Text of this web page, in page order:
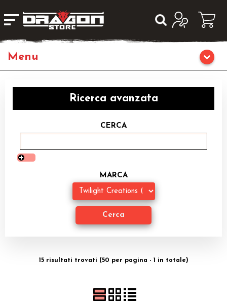
Giochi di Ruolo
Librigame
Fumetti & Romanzi
Giochi di Carte Collezionabili
Accessori
Ricerca avanzata
CERCA
MARCA
15 risultati trovati (50 per pagina - 1 in totale)